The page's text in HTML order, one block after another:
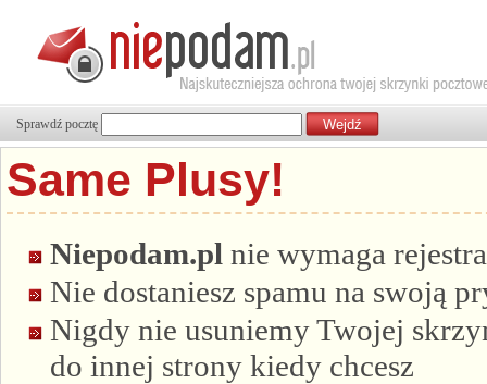
Sprawdź pocztę
Same Plusy!
Niepodam.pl nie wymaga
Nie dostaniesz spamu na swoją
Nigdy nie usuniemy Twojej
do innej strony kiedy chcesz